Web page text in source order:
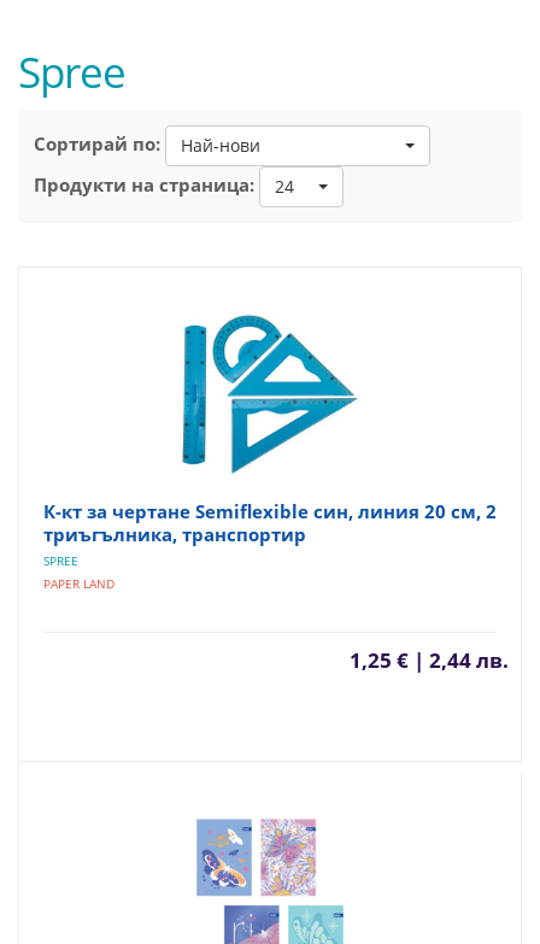
Spree
Сортирай по: Най-нови
Продукти на страница: 24
К-кт за чертане Semiflexible син, линия 20 см, 2
триъгълника, транспортир
SPREE
PAPER LAND
1,25 € | 2,44 лв.